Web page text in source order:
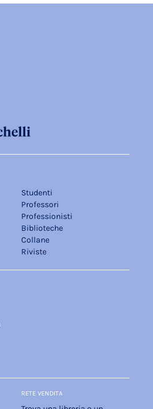
Studenti
Professori
Professionisti
Biblioteche
Collane
Riviste
RETE VENDITA